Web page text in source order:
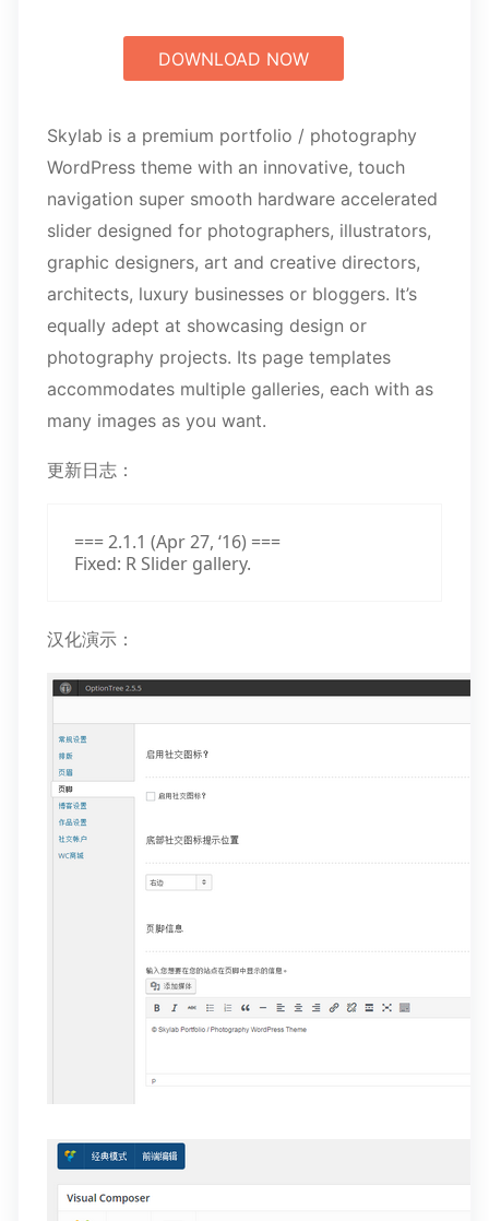
DOWNLOAD NOW
Skylab is a premium portfolio / photography
WordPress theme with an innovative, touch
navigation super smooth hardware accelerated
slider designed for photographers, illustrators,
graphic designers, art and creative directors,
architects, luxury businesses or bloggers. It’s
equally adept at showcasing design or
photography projects. Its page templates
accommodates multiple galleries, each with as
many images as you want.
更新日志：
=== 2.1.1 (Apr 27, ‘16) ===
Fixed: R Slider gallery.
汉化演示：